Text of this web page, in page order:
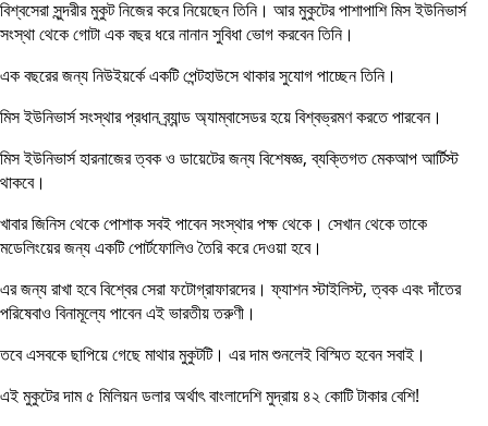
বিশ্বসেরা সুন্দরীর মুকুট নিজের করে নিয়েছেন তিনি। আর মুকুটের পাশাপাশি মিস ইউনিভার্স
সংস্থা থেকে গোটা এক বছর ধরে নানান সুবিধা ভোগ করবেন তিনি।
এক বছরের জন্য নিউইয়র্কে একটি পেন্টহাউসে থাকার সুযোগ পাচ্ছেন তিনি।
মিস ইউনিভার্স সংস্থার প্রধান ব্র্যান্ড অ্যাম্বাসেডর হয়ে বিশ্বভ্রমণ করতে পারবেন।
মিস ইউনিভার্স হারনাজের ত্বক ও ডায়েটের জন্য বিশেষজ্ঞ, ব্যক্তিগত মেকআপ আর্টিস্ট
থাকবে।
খাবার জিনিস থেকে পোশাক সবই পাবেন সংস্থার পক্ষ থেকে। সেখান থেকে তাকে
মডেলিংয়ের জন্য একটি পোর্টফোলিও তৈরি করে দেওয়া হবে।
এর জন্য রাখা হবে বিশ্বের সেরা ফটোগ্রাফারদের। ফ্যাশন স্টাইলিস্ট, ত্বক এবং দাঁতের
পরিষেবাও বিনামূল্যে পাবেন এই ভারতীয় তরুণী।
তবে এসবকে ছাপিয়ে গেছে মাথার মুকুটটি। এর দাম শুনলেই বিস্মিত হবেন সবাই।
এই মুকুটের দাম ৫ মিলিয়ন ডলার অর্থাৎ বাংলাদেশি মুদ্রায় ৪২ কোটি টাকার বেশি!